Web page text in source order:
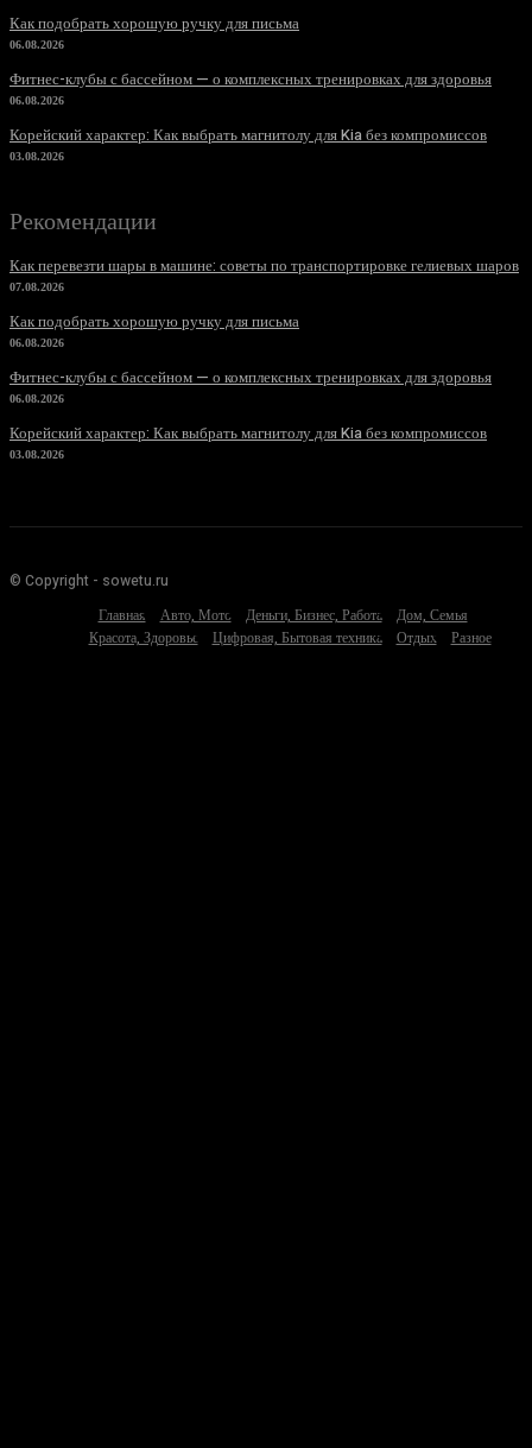
Как подобрать хорошую ручку для письма
06.08.2026
Фитнес-клубы с бассейном — о комплексных тренировках для здоровья
06.08.2026
Корейский характер: Как выбрать магнитолу для Kia без компромиссов
03.08.2026
Рекомендации
Как перевезти шары в машине: советы по транспортировке гелиевых шаров
07.08.2026
Как подобрать хорошую ручку для письма
06.08.2026
Фитнес-клубы с бассейном — о комплексных тренировках для здоровья
06.08.2026
Корейский характер: Как выбрать магнитолу для Kia без компромиссов
03.08.2026
© Copyright - sowetu.ru
Главная
Авто, Мото Деньги, Бизнес, Работа
Дом, Семья
Красота, Здоровье
Цифровая, Бытовая техника Отдых Разное